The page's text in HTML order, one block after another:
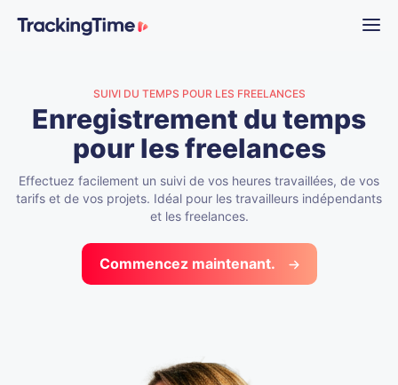
SUIVI DU TEMPS POUR LES FREELANCES
Enregistrement du temps
pour les freelances
Effectuez facilement un suivi de vos heures travaillées, de vos
tarifs et de vos projets. Idéal pour les travailleurs indépendants
et les freelances.
Commencez maintenant.